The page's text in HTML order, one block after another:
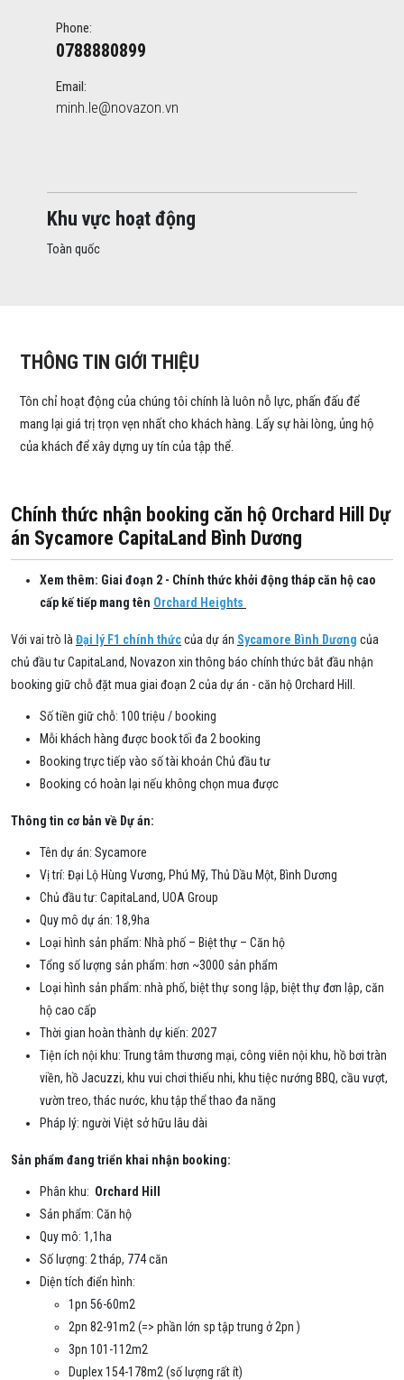
Phone:
0788880899
Email:
minh.le@novazon.vn
Khu vực hoạt động
Toàn quốc
THÔNG TIN GIỚI THIỆU
Tôn chỉ hoạt động của chúng tôi chính là luôn nỗ lực, phấn đấu để
mang lại giá trị trọn vẹn nhất cho khách hàng. Lấy sự hài lòng, ủng hộ
của khách để xây dựng uy tín của tập thể.
Chính thức nhận booking căn hộ Orchard Hill Dự
án Sycamore CapitaLand Bình Dương
Xem thêm: Giai đoạn 2 - Chính thức khởi động tháp căn hộ cao
cấp kế tiếp mang tên Orchard Heights
Với vai trò là Đại lý F1 chính thứccủa dự án Sycamore Bình Dương của
chủ đầu tư CapitaLand, Novazon xin thông báo chính thức bắt đầu nhận
booking giữ chỗ đặt mua giai đoạn 2 của dự án - căn hộ Orchard Hill.
Số tiền giữ chỗ: 100 triệu / booking
Mỗi khách hàng được book tối đa 2 booking
Booking trực tiếp vào số tài khoản Chủ đầu tư
Booking có hoàn lại nếu không chọn mua được
Thông tin cơ bản về Dự án:
Tên dự án: Sycamore
Vị trí: Đại Lộ Hùng Vương, Phú Mỹ, Thủ Dầu Một, Bình Dương
Chủ đầu tư: CapitaLand, UOA Group
Quy mô dự án: 18,9ha
Loại hình sản phẩm: Nhà phố – Biệt thự – Căn hộ
Tổng số lượng sản phẩm: hơn ~3000 sản phẩm
Loại hình sản phẩm: nhà phố, biệt thự song lập, biệt thự đơn lập, căn
hộ cao cấp
Thời gian hoàn thành dự kiến: 2027
Tiện ích nội khu: Trung tâm thương mại, công viên nội khu, hồ bơi tràn
viền, hồ Jacuzzi, khu vui chơi thiếu nhi, khu tiệc nướng BBQ, cầu vượt,
vườn treo, thác nước, khu tập thể thao đa năng
Pháp lý: người Việt sở hữu lâu dài
Sản phẩm đang triển khai nhận booking:
Phân khu: Orchard Hill
Sản phẩm: Căn hộ
Quy mô: 1,1ha
Số lượng: 2 tháp, 774 căn
Diện tích điển hình:
1pn 56-60m2
2pn 82-91m2 (=> phần lớn sp tập trung ở 2pn )
3pn 101-112m2
Duplex 154-178m2 (số lượng rất ít)